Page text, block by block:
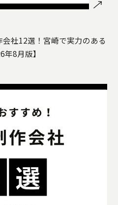
社12選！宮崎で実力のある
8月版】